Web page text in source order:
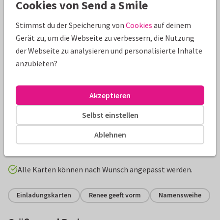
Produktinformation
Einladung zur Namensweihe in eleganter Bogenform.
Kartenvorlage mit eigenem Foto in Kranz aus rosa Blumen.
Alle Karten können nach Wunsch angepasst werden.
Einladungskarten Renee geeft vorm Namensweihe
Cookies von Send a Smile
Stimmst du der Speicherung von Cookies auf deinem
Gerät zu, um die Webseite zu verbessern, die Nutzung
der Webseite zu analysieren und personalisierte Inhalte
anzubieten?
Ablehnen
Selbst einstellen
Akzeptieren